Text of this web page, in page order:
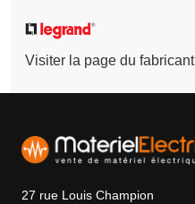
Visiter la page du fabricant
27 rue Louis Champion